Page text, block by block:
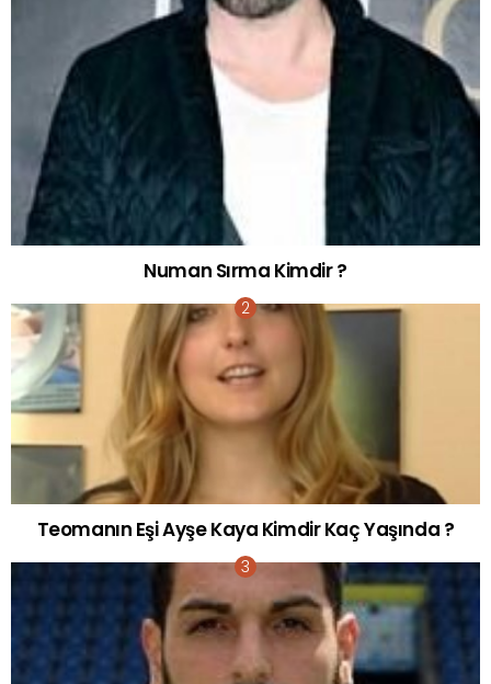
Numan Sırma Kimdir ?
Teomanın Eşi Ayşe Kaya Kimdir Kaç Yaşında ?